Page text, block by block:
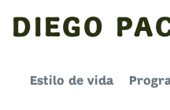
DIEGO
Estilo de vida